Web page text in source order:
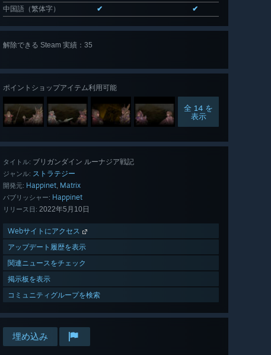
中国語（繁体字）
✔ ✔
解除できる Steam 実績：35
ポイントショップアイテム利用可能
全 14 を
表示
タイトル: ブリガンダイン ルーナジア戦記
ジャンル: ストラテジー
開発元: Happinet, Matrix
パブリッシャー: Happinet
リリース日: 2022年5月10日
Webサイトにアクセス
アップデート履歴を表示
関連ニュースをチェック
掲示板を表示
コミュニティグループを検索
埋め込み